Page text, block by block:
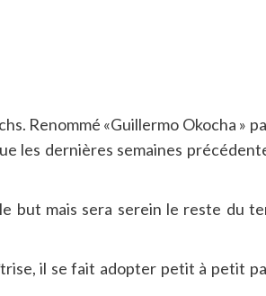
Renommé «Guillermo Okocha »
les dernières semaines
but mais sera serein le reste du
il se fait adopter petit à petit